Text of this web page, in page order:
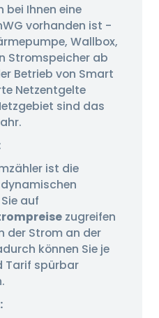
bei Ihnen eine
vorhanden ist -
Wallbox,
Stromspeicher ab
Betrieb von Smart
Netzentgelte
sind das
ist die
auf
zugreifen
der Strom an der
können Sie je
Tarif spürbar